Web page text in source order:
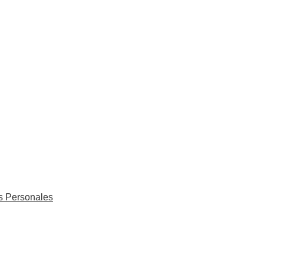
Personales